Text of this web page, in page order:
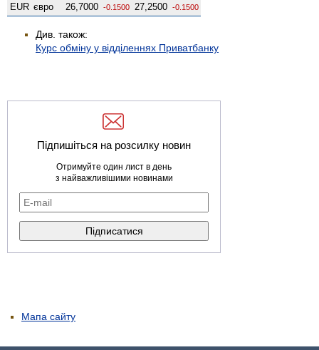
EUR євро 26,7000 -0.1500 27,2500 -0.1500
Див. також:
Курс обміну у відділеннях Приватбанку
Підпишіться на розсилку новин
Отримуйте один лист в день
з найважливішими новинами
Мапа сайту